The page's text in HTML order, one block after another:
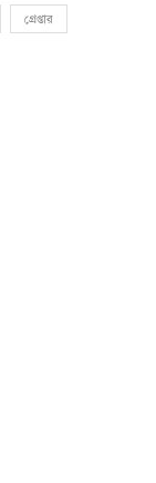
গ্রেপ্তার